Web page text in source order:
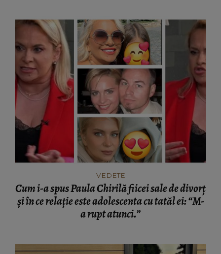
VEDETE
Cum i-a spus Paula Chirilă fiicei sale de divorț
și în ce relație este adolescenta cu tatăl ei: “M-
a rupt atunci.”